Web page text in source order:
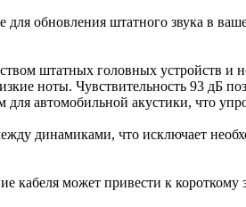
обновления штатного звука в
штатных головных устройств и
ноты. Чувствительность 93 дБ
автомобильной акустики, что
динамиками, что исключает
кабеля может привести к